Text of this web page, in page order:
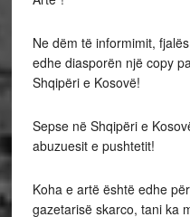
Ne dëm të informimit,
edhe diasporën një copy
Shqipëri e Kosovë!
Sepse në Shqipëri e
abuzuesit e pushtetit!
Koha e artë është edhe
gazetarisë skarco, tani ka